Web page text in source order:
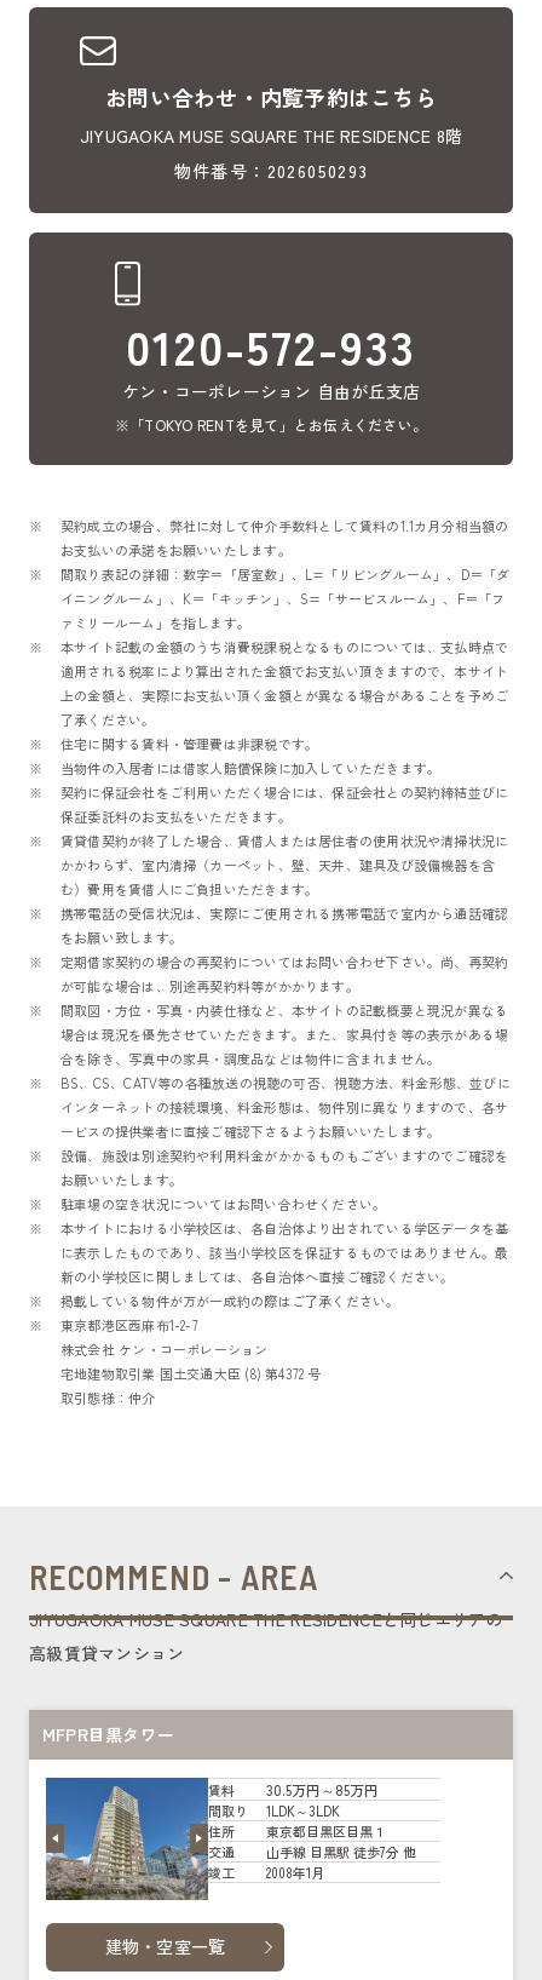
お問い合わせ・内覧予約はこちら
JIYUGAOKA MUSE SQUARE THE RESIDENCE 8階
物件番号：2026050293
0120-572-933
ケン・コーポレーション 自由が丘支店
※「TOKYO RENTを見て」とお伝えください。
契約成立の場合、弊社に対して仲介手数料として賃料の1.1カ月分相当額の
お支払いの承諾をお願いいたします。
間取り表記の詳細：数字＝「居室数」、L=「リビングルーム」、D＝「ダ
イニングルーム」、K＝「キッチン」、S=「サービスルーム」、F＝「フ
ァミリールーム」を指します。
本サイト記載の金額のうち消費税課税となるものについては、支払時点で
適用される税率により算出された金額でお支払い頂きますので、本サイト
上の金額と、実際にお支払い頂く金額とが異なる場合があることを予めご
了承ください。
住宅に関する賃料・管理費は非課税です。
当物件の入居者には借家人賠償保険に加入していただきます。
契約に保証会社をご利用いただく場合には、保証会社との契約締結並びに
保証委託料のお支払をいただきます。
賃貸借契約が終了した場合、賃借人または居住者の使用状況や清掃状況に
かかわらず、室内清掃（カーペット、壁、天井、建具及び設備機器を含
む）費用を賃借人にご負担いただきます。
携帯電話の受信状況は、実際にご使用される携帯電話で室内から通話確認
をお願い致します。
定期借家契約の場合の再契約についてはお問い合わせ下さい。尚、再契約
が可能な場合は、別途再契約料等がかかります。
間取図・方位・写真・内装仕様など、本サイトの記載概要と現況が異なる
場合は現況を優先させていただきます。また、家具付き等の表示がある場
合を除き、写真中の家具・調度品などは物件に含まれません。
BS、CS、CATV等の各種放送の視聴の可否、視聴方法、料金形態、並びに
インターネットの接続環境、料金形態は、物件別に異なりますので、各サ
ービスの提供業者に直接ご確認下さるようお願いいたします。
設備、施設は別途契約や利用料金がかかるものもございますのでご確認を
お願いいたします。
駐車場の空き状況についてはお問い合わせください。
本サイトにおける小学校区は、各自治体より出されている学区データを基
に表示したものであり、該当小学校区を保証するものではありません。最
新の小学校区に関しましては、各自治体へ直接ご確認ください。
掲載している物件が万が一成約の際はご了承ください。
東京都港区西麻布1-2-7
株式会社 ケン・コーポレーション
宅地建物取引業 国土交通大臣 (8) 第4372 号
取引態様：仲介
RECOMMEND - AREA
JIYUGAOKA MUSE SQUARE THE RESIDENCEと同じエリアの
高級賃貸マンション
MFPR目黒タワー
賃料 30.5万円～85万円
間取り
1LDK～3LDK
住所
東京都目黒区目黒１
交通
山手線 目黒駅 徒歩7分 他
竣工
2008年1月
建物・空室一覧